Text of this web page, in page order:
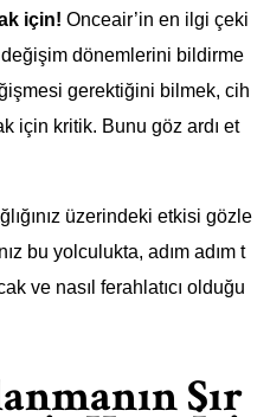
için! Onceair’in en ilgi çeki
dönemlerini bildirme
gerektiğini bilmek, cih
için kritik. Bunu göz ardı et
üzerindeki etkisi gözle
bu yolculukta, adım adım t
ve nasıl ferahlatıcı olduğu
Sır